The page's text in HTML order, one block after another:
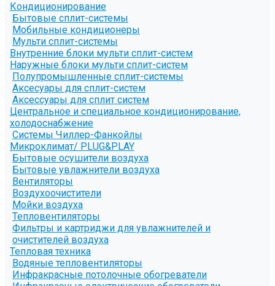
Кондиционирование
Бытовые сплит-системы
Мобильные кондиционеры
Мульти сплит-системы
Внутренние блоки мульти сплит-систем
Наружные блоки мульти сплит-систем
Полупромышленные сплит-системы
Аксесуары для сплит-систем
Аксессуары для сплит систем
Центральное и специальное кондиционирование,
холодоснабжение
Системы Чиллер-Фанкойлы
Микроклимат/ PLUG&PLAY
Бытовые осушители воздуха
Бытовые увлажнители воздуха
Вентиляторы
Воздухоочистители
Мойки воздуха
Тепловентиляторы
Фильтры и картриджи для увлажнителей и
очистителей воздуха
Тепловая техника
Водяные тепловентиляторы
Инфракрасные потолочные обогреватели